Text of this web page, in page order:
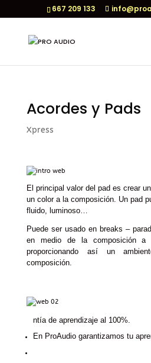
667 209 133
Acordes y Pads
Xpress
El principal valor del pad es crear
un color a la composición. Un pad
fluido, luminoso…
Puede ser usado en breaks –
en medio de la composición a
proporcionando así un
composición.
ntía de aprendizaje al 100%.
En ProAudio garantizamos tu